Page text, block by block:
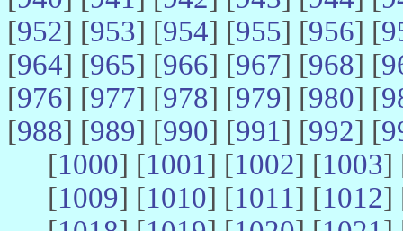
[952] [953] [954] [955] [956] [
[964] [965] [966] [967] [968] [
[976] [977] [978] [979] [980] [
[988] [989] [990] [991] [992] [
[1000] [1001] [1002] [1003]
[1009] [1010] [1011] [1012]